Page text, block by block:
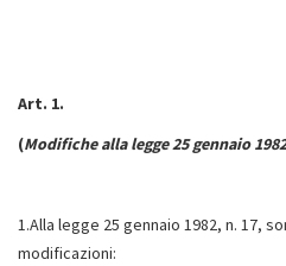
Art. 1.
(Modifiche alla legge 25 gennaio
1.Alla legge 25 gennaio 1982, n. 17,
modificazioni: